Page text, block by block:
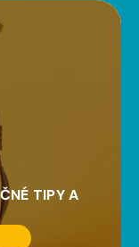
TIPY A